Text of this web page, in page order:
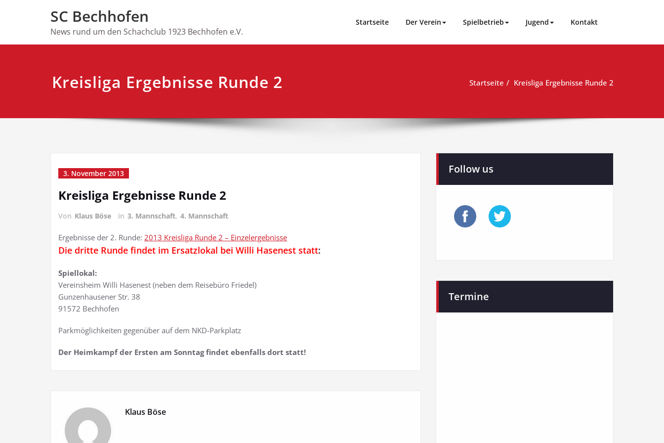
SC Bechhofen
News rund um den Schachclub 1923 Bechhofen e.V.
Startseite Der Verein Spielbetrieb Jugend Kontakt
Kreisliga Ergebnisse Runde 2 Startseite Kreisliga Ergebnisse Runde 2
3. November 2013
Kreisliga Ergebnisse Runde 2
Von Klaus Böse in 3. Mannschaft, 4. Mannschaft
Ergebnisse der 2. Runde: 2013 Kreisliga Runde 2 – Einzelergebnisse
Die dritte Runde findet im Ersatzlokal bei Willi Hasenest statt:
Spiellokal:
Vereinsheim Willi Hasenest (neben dem Reisebüro Friedel)
Gunzenhausener Str. 38
91572 Bechhofen
Parkmöglichkeiten gegenüber auf dem NKD-Parkplatz
Der Heimkampf der Ersten am Sonntag findet ebenfalls dort statt!
Klaus Böse
Follow us
Termine